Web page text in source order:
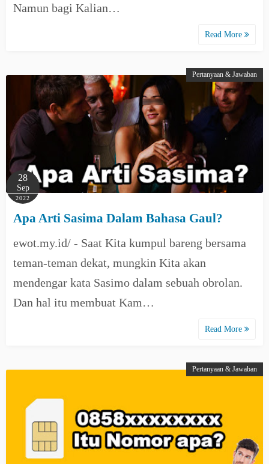
Namun bagi Kalian…
Read More
Pertanyaan & Jawaban
28
Sep
2022
Apa Arti Sasima Dalam Bahasa Gaul?
ewot.my.id/ - Saat Kita kumpul bareng bersama
teman-teman dekat, mungkin Kita akan
mendengar kata Sasimo dalam sebuah obrolan.
Dan hal itu membuat Kam…
Read More
Pertanyaan & Jawaban